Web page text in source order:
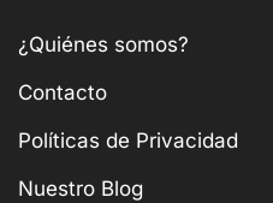
¿Quiénes somos?
Contacto
Políticas de Privacidad
Nuestro Blog